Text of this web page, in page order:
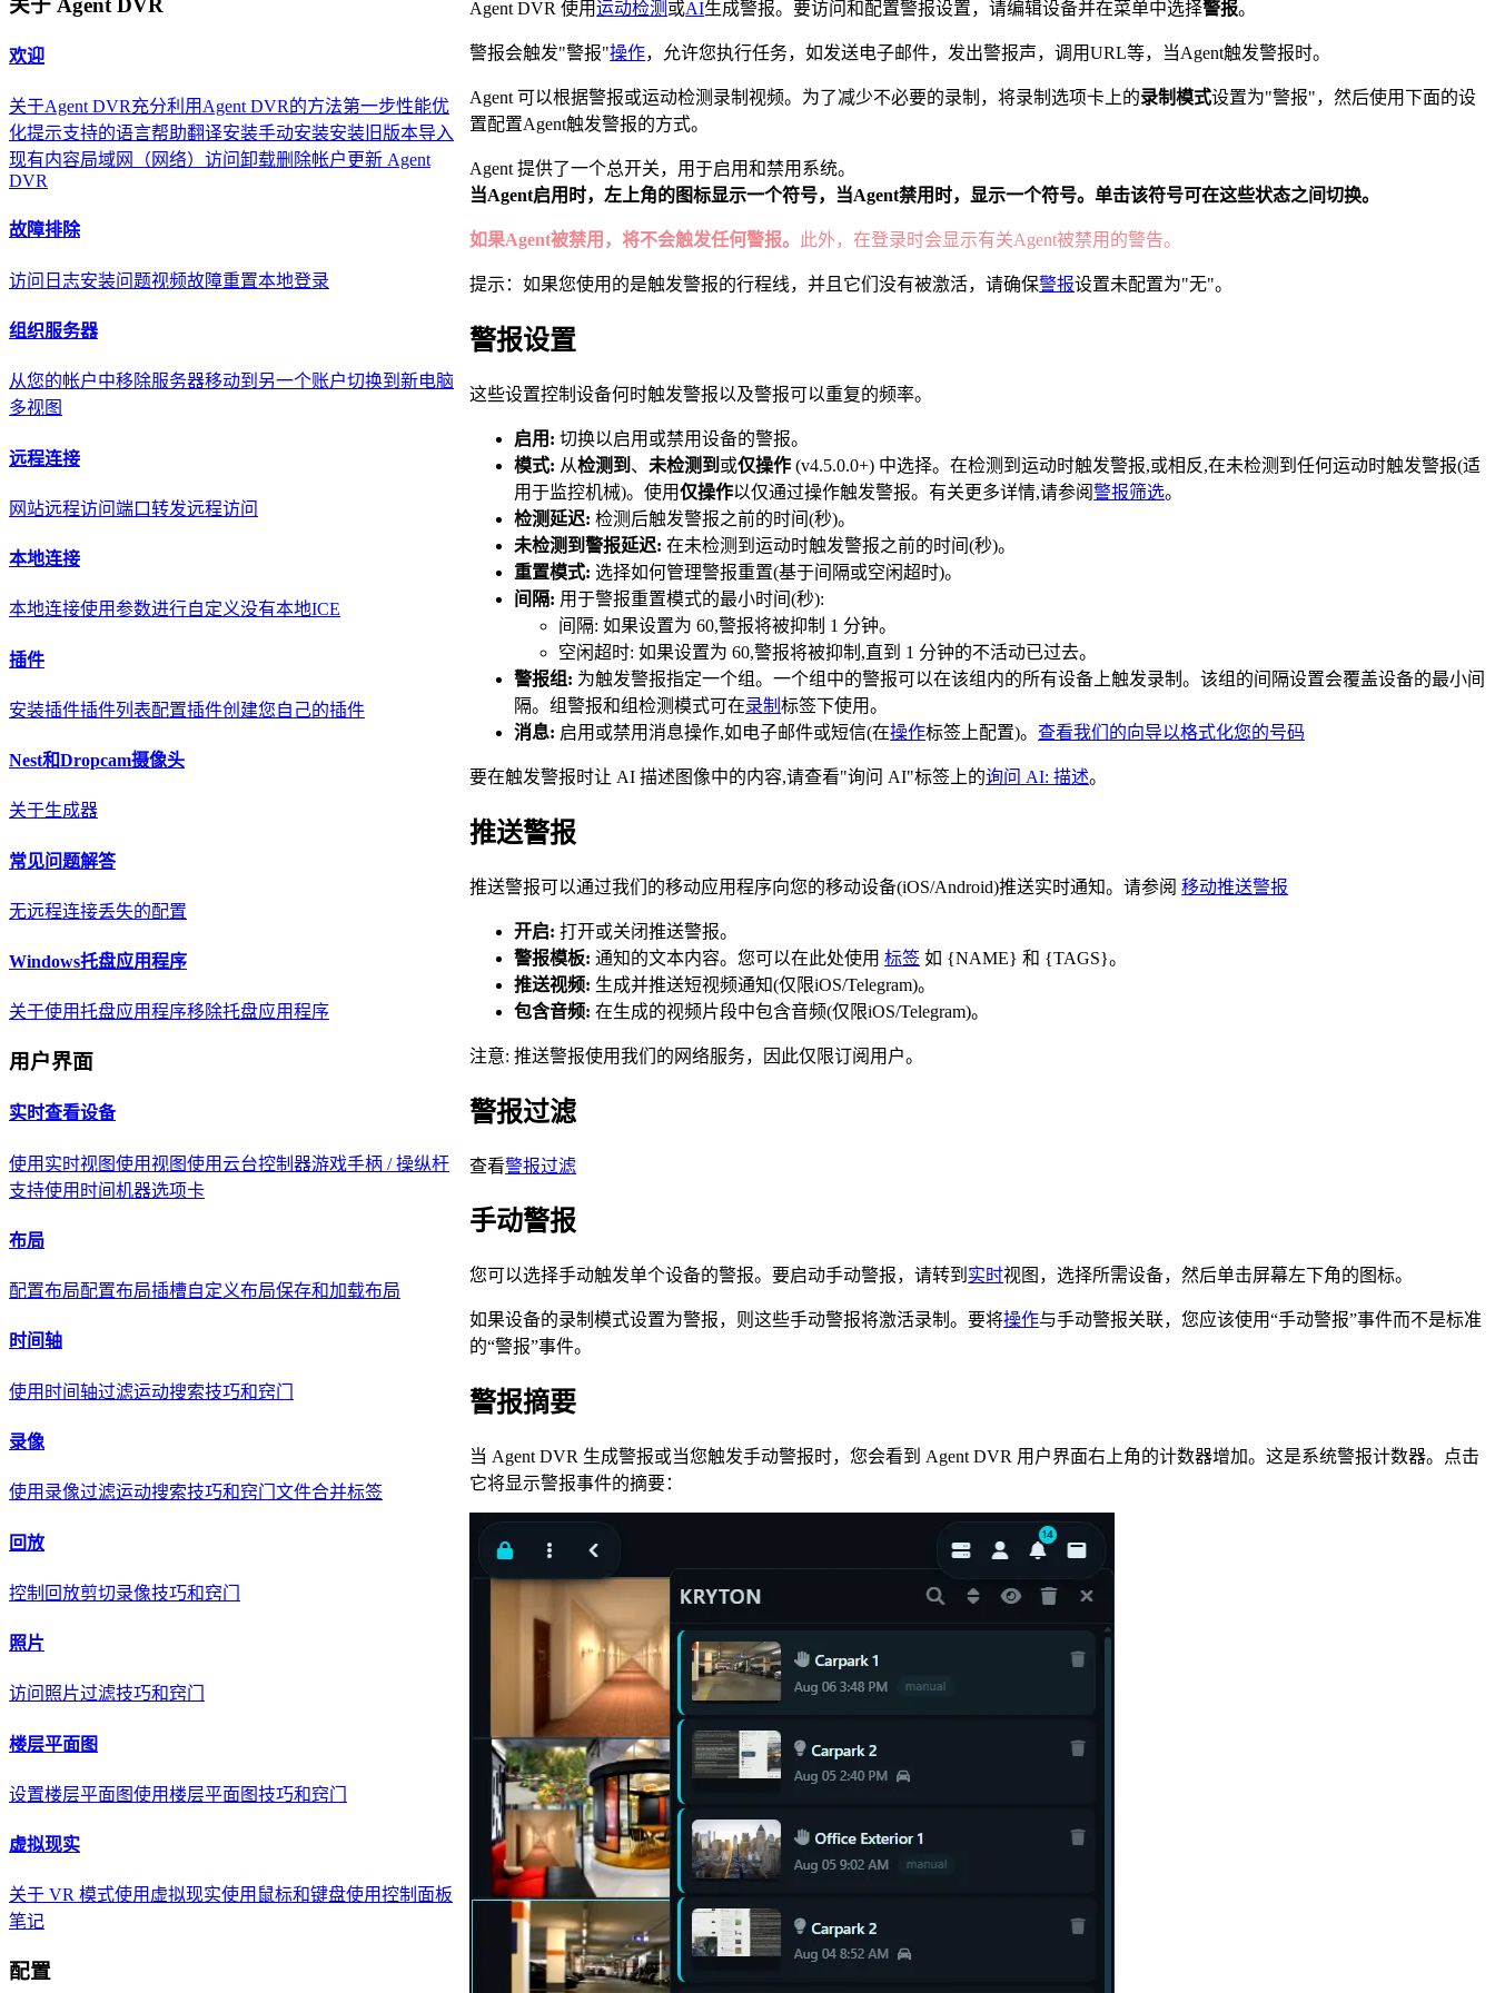
Agent DVR 使用运动检测 或AI生成警报。要访问和配置警报设置，请编辑设备并在菜单中选择警报。
警报会触发"警报"操作，允许您执行任务，如发送电子邮件，发出警报声，调用URL等，当Agent触发警报时。
Agent 可以根据警报或运动检测录制视频。为了减少不必要的录制，将录制选项卡上的录制模式设置为"警报"，然后使用下面的设
置配置Agent触发警报的方式。
Agent 提供了一个总开关，用于启用和禁用系统。
当Agent启用时，左上角的图标显示一个符号，当Agent禁用时，显示一个符号。单击该符号可在这些状态之间切换。
如果Agent被禁用，将不会触发任何警报。 此外，在登录时会显示有关Agent被禁用的警告。
提示：如果您使用的是触发警报的行程线，并且它们没有被激活，请确保警报设置未配置为"无"。
警报设置
这些设置控制设备何时触发警报以及警报可以重复的频率。
启用: 切换以启用或禁用设备的警报。
模式: 从检测到 、 未检测到 或仅操作 (v4.5.0.0+) 中选择。在检测到运动时触发警报,或相反,在未检测到任何运动时触发警报(适
用于监控机械)。使用仅操作以仅通过操作触发警报。有关更多详情,请参阅警报筛选。
检测延迟: 检测后触发警报之前的时间(秒)。
未检测到警报延迟: 在未检测到运动时触发警报之前的时间(秒)。
重置模式: 选择如何管理警报重置(基于间隔或空闲超时)。
间隔: 用于警报重置模式的最小时间(秒):
间隔: 如果设置为 60,警报将被抑制 1 分钟。
空闲超时: 如果设置为 60,警报将被抑制,直到 1 分钟的不活动已过去。
警报组: 为触发警报指定一个组。一个组中的警报可以在该组内的所有设备上触发录制。该组的间隔设置会覆盖设备的最小间
隔。组警报和组检测模式可在录制标签下使用。
消息: 启用或禁用消息操作,如电子邮件或短信(在操作标签上配置)。查看我们的向导以格式化您的号码
要在触发警报时让 AI 描述图像中的内容,请查看"询问 AI"标签上的询问 AI: 描述。
推送警报
推送警报可以通过我们的移动应用程序向您的移动设备(iOS/Android)推送实时通知。请参阅移动推送警报
开启: 打开或关闭推送警报。
警报模板: 通知的文本内容。您可以在此处使用标签 如 {NAME} 和 {TAGS}。
推送视频: 生成并推送短视频通知(仅限iOS/Telegram)。
包含音频: 在生成的视频片段中包含音频(仅限iOS/Telegram)。
注意: 推送警报使用我们的网络服务，因此仅限订阅用户。
警报过滤
查看警报过滤
手动警报
您可以选择手动触发单个设备的警报。要启动手动警报，请转到 实时视图，选择所需设备，然后单击屏幕左下角的 图标。
如果设备的录制模式设置为警报，则这些手动警报将激活录制。要将操作与手动警报关联，您应该使用“手动警报”事件而不是标准
的“警报”事件。
警报摘要
当 Agent DVR 生成警报或当您触发手动警报时，您会看到 Agent DVR 用户界面右上角的计数器增加。这是系统警报计数器。点击
它将显示警报事件的摘要：
欢迎
关于Agent DVR充分利用Agent DVR的方法第一步性能优
化提示支持的语言帮助翻译安装手动安装安装旧版本导入
现有内容局域网（网络）访问卸载删除帐户 更新 Agent
DVR
故障排除
访问日志安装问题视频故障重置本地登录
组织服务器
从您的帐户中移除服务器移动到另一个账户切换到新电脑
多视图
远程连接
网站远程访问端口转发远程访问
本地连接
本地连接使用参数进行自定义没有本地ICE
插件
安装插件插件列表配置插件创建您自己的插件
Nest和Dropcam摄像头
关于生成器
常见问题解答
无远程连接丢失的配置
Windows托盘应用程序
关于使用托盘应用程序移除托盘应用程序
用户界面
实时查看设备
使用实时视图使用视图使用云台控制器游戏手柄 / 操纵杆
支持使用时间机器选项卡
布局
配置布局配置布局插槽自定义布局保存和加载布局
时间轴
使用时间轴过滤运动搜索技巧和窍门
录像
使用录像过滤运动搜索技巧和窍门 文件合并标签
回放
控制回放剪切录像技巧和窍门
照片
访问照片过滤技巧和窍门
楼层平面图
设置楼层平面图使用楼层平面图技巧和窍门
虚拟现实
关于 VR 模式使用虚拟现实使用鼠标和键盘使用控制面板
笔记
配置